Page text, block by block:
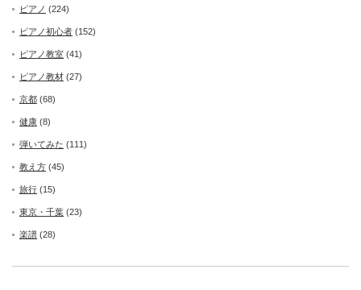
ピアノ (224)
ピアノ初心者 (152)
ピアノ教室 (41)
ピアノ教材 (27)
京都 (68)
健康 (8)
弾いてみた (111)
教え方 (45)
旅行 (15)
東京・千葉 (23)
楽譜 (28)